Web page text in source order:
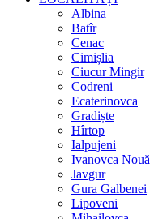
Albina
Batîr
Cenac
Cimișlia
Ciucur Mingir
Codreni
Ecaterinovca
Gradiște
Hîrtop
Ialpujeni
Ivanovca Nouă
Javgur
Gura Galbenei
Lipoveni